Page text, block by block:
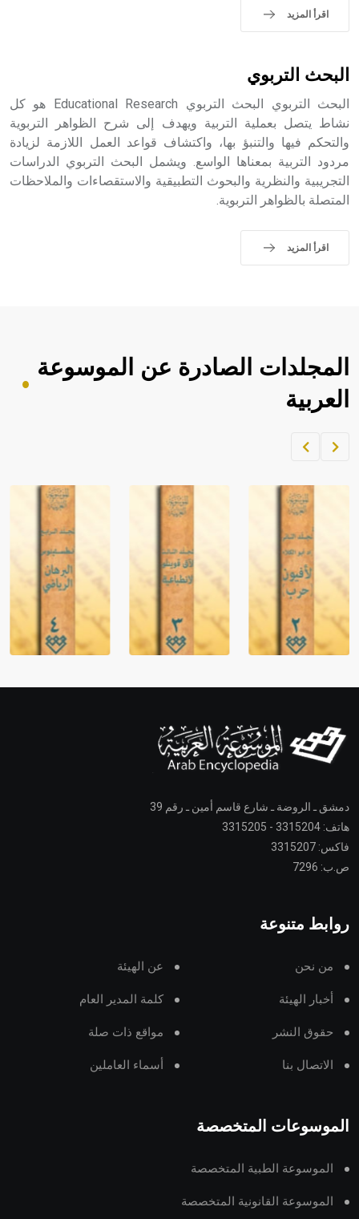
اقرأ المزيد
البحث التربوي
البحث التربوي البحث التربوي Educational Research هو كل
نشاط يتصل بعملية التربية ويهدف إلى شرح الظواهر التربوية
والتحكم فيها والتنبؤ بها، واكتشاف قواعد العمل اللازمة لزيادة
مردود التربية بمعناها الواسع. ويشمل البحث التربوي الدراسات
التجريبية والنظرية والبحوث التطبيقية والاستقصاءات والملاحظات
المتصلة بالظواهر التربوية.
اقرأ المزيد
المجلدات الصادرة عن الموسوعة
العربية
دمشق ـ الروضة ـ شارع قاسم أمين ـ رقم 39
هاتف: 3315204 - 3315205
فاكس: 3315207
ص.ب: 7296
روابط متنوعة
من نحن عن الهيئة
أخبار الهيئة كلمة المدير العام
حقوق النشر مواقع ذات صلة
الاتصال بنا أسماء العاملين
الموسوعات المتخصصة
الموسوعة الطبية المتخصصة
الموسوعة القانونية المتخصصة